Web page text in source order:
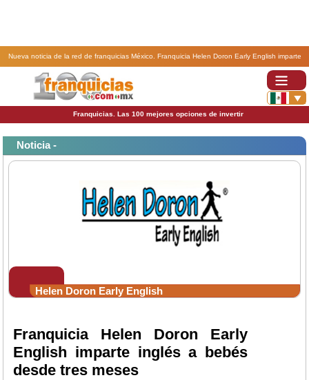
Nueva noticia de la red de franquicias México. Franquicia Helen Doron Early English imparte
inglés a bebés desde tres meses .
Franquicias. Las 100 mejores opciones de invertir
Noticia -
Helen Doron Early English
Franquicia Helen Doron Early
English imparte inglés a bebés
desde tres meses